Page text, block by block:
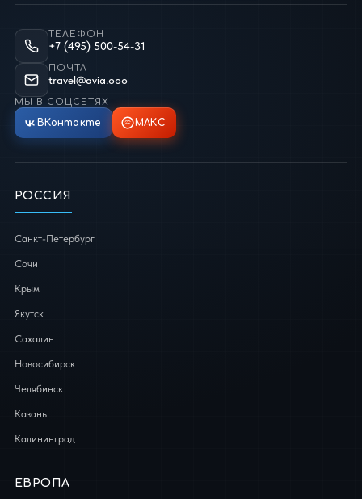
ТЕЛЕФОН
+7 (495) 500-54-31
ПОЧТА
travel@avia.ooo
МЫ В СОЦСЕТЯХ
ВКонтакте МАКС
РОССИЯ
Санкт-Петербург
Сочи
Крым
Якутск
Сахалин
Новосибирск
Челябинск
Казань
Калининград
ЕВРОПА